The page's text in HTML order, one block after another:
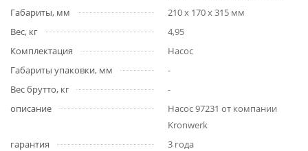
Габариты, мм
210 х 170 х 315 мм
Вес, кг
4,95
Комплектация
Насос
Габариты упаковки, мм
-
Вес брутто, кг
-
описание
Насос 97231 от компании
Kronwerk
гарантия
3 года